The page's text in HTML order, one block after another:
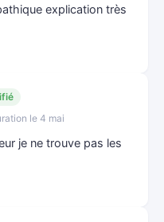
explication très
le 4 mai
je ne trouve pas les